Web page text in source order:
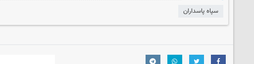
سپاه پاسداران